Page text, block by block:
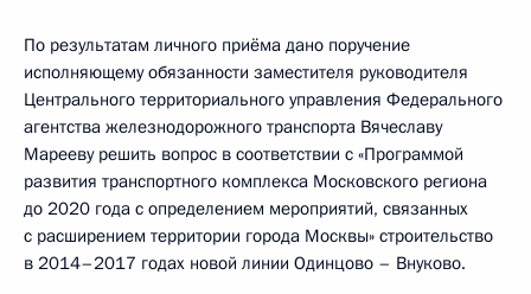
По результатам личного приёма дано поручение
исполняющему обязанности заместителя руководителя
Центрального территориального управления Федерального
агентства железнодорожного транспорта Вячеславу
Марееву решить вопрос в соответствии с «Программой
развития транспортного комплекса Московского региона
до 2020 года с определением мероприятий, связанных
с расширением территории города Москвы» строительство
в 2014–2017 годах новой линии Одинцово – Внуково.